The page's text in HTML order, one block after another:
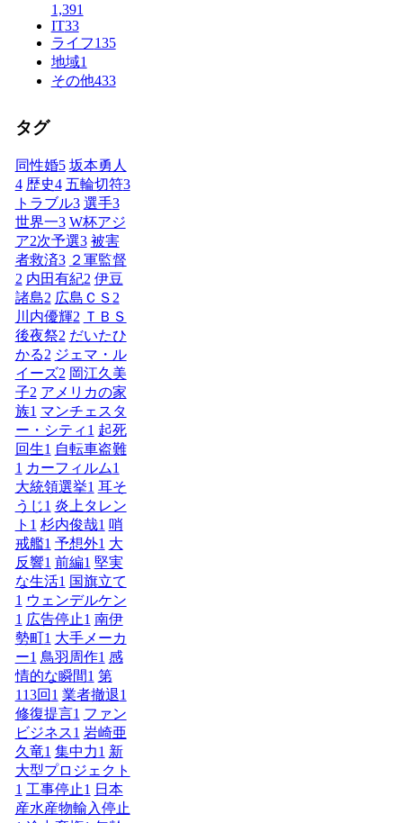
1,391
IT33
ライフ135
地域1
その他433
タグ
同性婚5 坂本勇人
4 歴史4 五輪切符3
トラブル3 選手3
世界一3 W杯アジ
ア2次予選3 被害
者救済3 ２軍監督
2 内田有紀2 伊豆
諸島2 広島ＣＳ 2
川内優輝2 ＴＢＳ
後夜祭2 だいたひ
かる2 ジェマ・ル
イーズ2 岡江久美
子2 アメリカの家
族1 マンチェスタ
ー・シティ 1 起死
回生1 自転車盗難
1 カーフィルム1
大統領選挙1 耳そ
うじ1 炎上タレン
ト 1 杉内俊哉1 哨
戒艦1 予想外1 大
反響1 前編1 堅実
な生活1 国旗立て
1 ウェンデルケン
1 広告停止1 南伊
勢町1 大手メーカ
ー1 鳥羽周作1 感
情的な瞬間1 第
113回 1 業者撤退1
修復提言1 ファン
ビジネス1 岩崎亜
久竜1 集中力1 新
大型プロジェクト
1 工事停止1 日本
産水産物輸入停止